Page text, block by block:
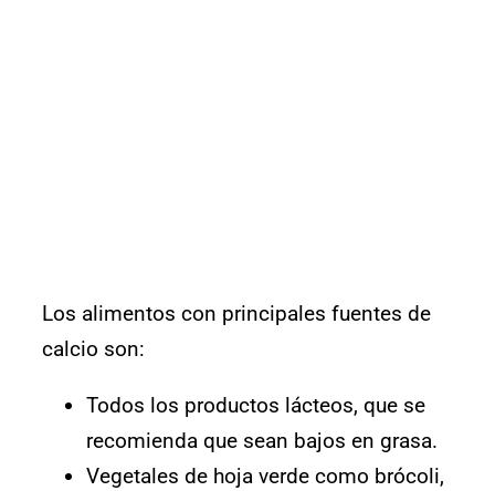
Los alimentos con principales fuentes de
calcio son:
Todos los productos lácteos, que se
recomienda que sean bajos en grasa.
Vegetales de hoja verde como brócoli,